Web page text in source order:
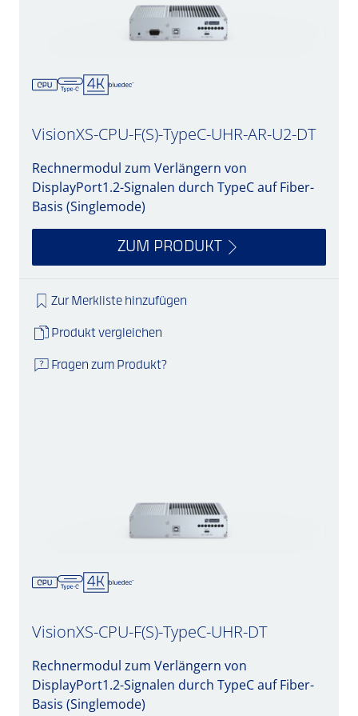
VisionXS-CPU-F(S)-TypeC-UHR-AR-U2-DT
Rechnermodul zum Verlängern von
DisplayPort1.2-Signalen durch TypeC auf Fiber-
Basis (Singlemode)
ZUM PRODUKT
Zur Merkliste hinzufügen
Produkt vergleichen
Fragen zum Produkt?
VisionXS-CPU-F(S)-TypeC-UHR-DT
Rechnermodul zum Verlängern von
DisplayPort1.2-Signalen durch TypeC auf Fiber-
Basis (Singlemode)